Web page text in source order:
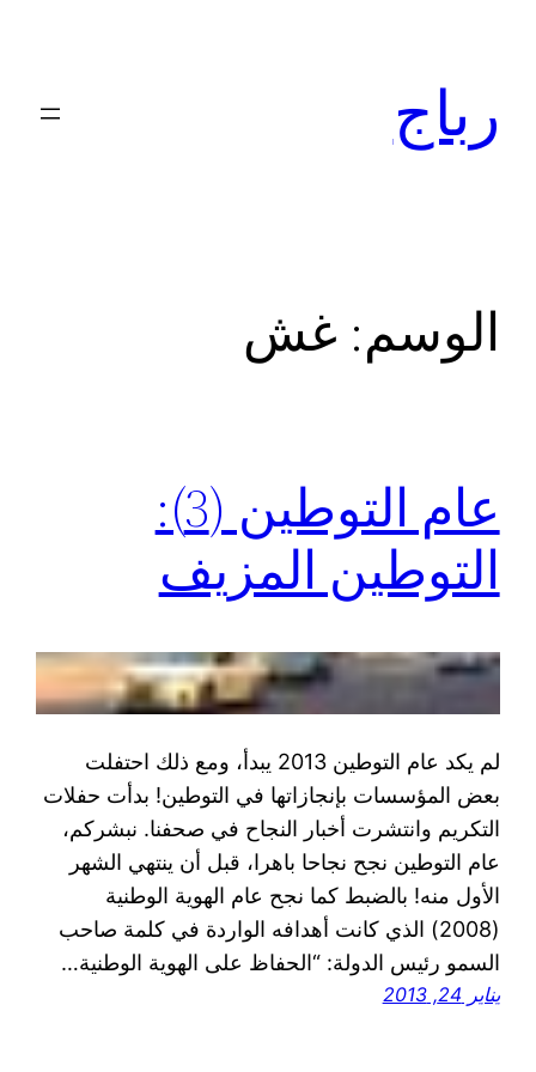
رباج
الوسم: غش
عام التوطين (3):
التوطين المزيف
لم يكد عام التوطين 2013 يبدأ، ومع ذلك احتفلت
بعض المؤسسات بإنجازاتها في التوطين! بدأت حفلات
التكريم وانتشرت أخبار النجاح في صحفنا. نبشركم،
عام التوطين نجح نجاحا باهرا، قبل أن ينتهي الشهر
الأول منه! بالضبط كما نجح عام الهوية الوطنية
(2008) الذي كانت أهدافه الواردة في كلمة صاحب
السمو رئيس الدولة: “الحفاظ على الهوية الوطنية…
يناير 24, 2013